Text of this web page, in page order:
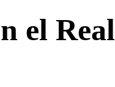
el Real